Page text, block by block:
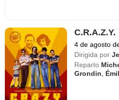
C.R.A.Z.Y.
4 de agosto
Dirigida por
Reparto
Grondin